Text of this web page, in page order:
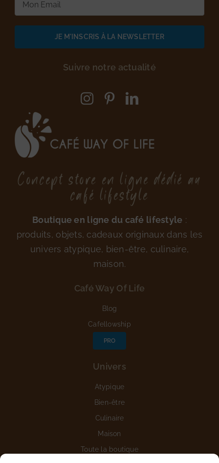
Suivre notre actualité
Concept store en ligne dédié au
café lifestyle
Boutique en ligne du café lifestyle :
produits, objets, cadeaux originaux dans les
univers atypique, bien-être, culinaire,
maison.
Café Way Of Life
Blog
Cafellowship
PRO
Univers
Atypique
Bien-être
Culinaire
Maison
Toute la boutique